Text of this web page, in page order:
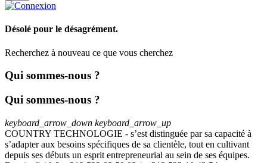
Désolé pour le désagrément.
Recherchez à nouveau ce que vous cherchez
Qui sommes-nous ?
Qui sommes-nous ?
keyboard_arrow_down keyboard_arrow_up
COUNTRY TECHNOLOGIE - s’est distinguée par sa capacité à
s’adapter aux besoins spécifiques de sa clientèle, tout en cultivant
depuis ses débuts un esprit entrepreneurial au sein de ses équipes.